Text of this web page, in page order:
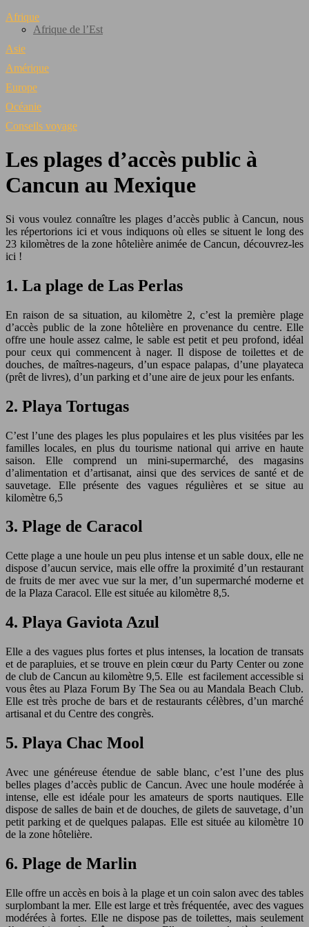
Afrique
Afrique de l’Est
Asie
Amérique
Europe
Océanie
Conseils voyage
Les plages d’accès public à
Cancun au Mexique
Si vous voulez connaître les plages d’accès public à Cancun, nous
les répertorions ici et vous indiquons où elles se situent le long des
23 kilomètres de la zone hôtelière animée de Cancun, découvrez-les
ici !
1. La plage de Las Perlas
En raison de sa situation, au kilomètre 2, c’est la première plage
d’accès public de la zone hôtelière en provenance du centre. Elle
offre une houle assez calme, le sable est petit et peu profond, idéal
pour ceux qui commencent à nager. Il dispose de toilettes et de
douches, de maîtres-nageurs, d’un espace palapas, d’une playateca
(prêt de livres), d’un parking et d’une aire de jeux pour les enfants.
2. Playa Tortugas
C’est l’une des plages les plus populaires et les plus visitées par les
familles locales, en plus du tourisme national qui arrive en haute
saison. Elle comprend un mini-supermarché, des magasins
d’alimentation et d’artisanat, ainsi que des services de santé et de
sauvetage. Elle présente des vagues régulières et se situe au
kilomètre 6,5
3. Plage de Caracol
Cette plage a une houle un peu plus intense et un sable doux, elle ne
dispose d’aucun service, mais elle offre la proximité d’un restaurant
de fruits de mer avec vue sur la mer, d’un supermarché moderne et
de la Plaza Caracol. Elle est située au kilomètre 8,5.
4. Playa Gaviota Azul
Elle a des vagues plus fortes et plus intenses, la location de transats
et de parapluies, et se trouve en plein cœur du Party Center ou zone
de club de Cancun au kilomètre 9,5. Elle est facilement accessible si
vous êtes au Plaza Forum By The Sea ou au Mandala Beach Club.
Elle est très proche de bars et de restaurants célèbres, d’un marché
artisanal et du Centre des congrès.
5. Playa Chac Mool
Avec une généreuse étendue de sable blanc, c’est l’une des plus
belles plages d’accès public de Cancun. Avec une houle modérée à
intense, elle est idéale pour les amateurs de sports nautiques. Elle
dispose de salles de bain et de douches, de gilets de sauvetage, d’un
petit parking et de quelques palapas. Elle est située au kilomètre 10
de la zone hôtelière.
6. Plage de Marlin
Elle offre un accès en bois à la plage et un coin salon avec des tables
surplombant la mer. Elle est large et très fréquentée, avec des vagues
modérées à fortes. Elle ne dispose pas de toilettes, mais seulement